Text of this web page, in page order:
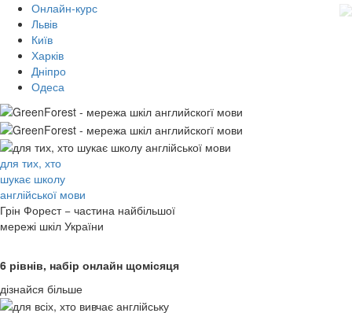
Онлайн-курс
Львів
Київ
Харків
Дніпро
Одеса
для тих, хто
шукає школу
англійської мови
Грін Форест − частина найбільшої
мережі шкіл України
6 рівнів, набір онлайн щомісяця
дізнайся більше